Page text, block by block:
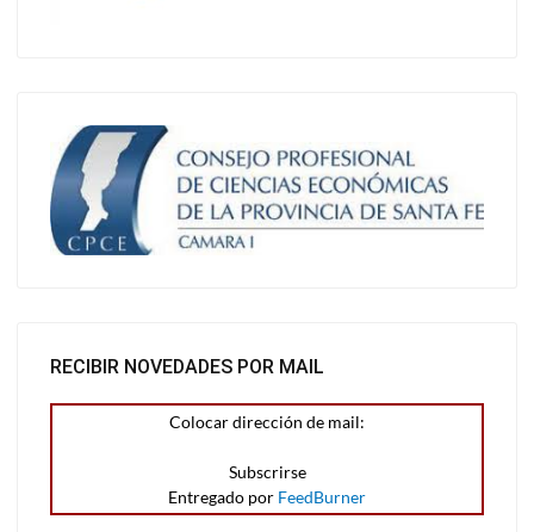
RECIBIR NOVEDADES POR MAIL
Colocar dirección de mail:
Entregado por FeedBurner